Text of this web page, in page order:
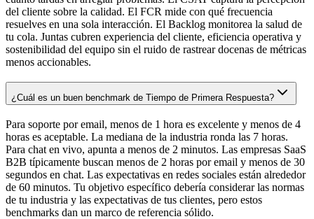
del cliente sobre la calidad. El FCR mide con qué frecuencia
resuelves en una sola interacción. El Backlog monitorea la salud de
tu cola. Juntas cubren experiencia del cliente, eficiencia operativa y
sostenibilidad del equipo sin el ruido de rastrear docenas de métricas
menos accionables.
¿Cuál es un buen benchmark de Tiempo de Primera Respuesta?
Para soporte por email, menos de 1 hora es excelente y menos de 4
horas es aceptable. La mediana de la industria ronda las 7 horas.
Para chat en vivo, apunta a menos de 2 minutos. Las empresas SaaS
B2B típicamente buscan menos de 2 horas por email y menos de 30
segundos en chat. Las expectativas en redes sociales están alrededor
de 60 minutos. Tu objetivo específico debería considerar las normas
de tu industria y las expectativas de tus clientes, pero estos
benchmarks dan un marco de referencia sólido.